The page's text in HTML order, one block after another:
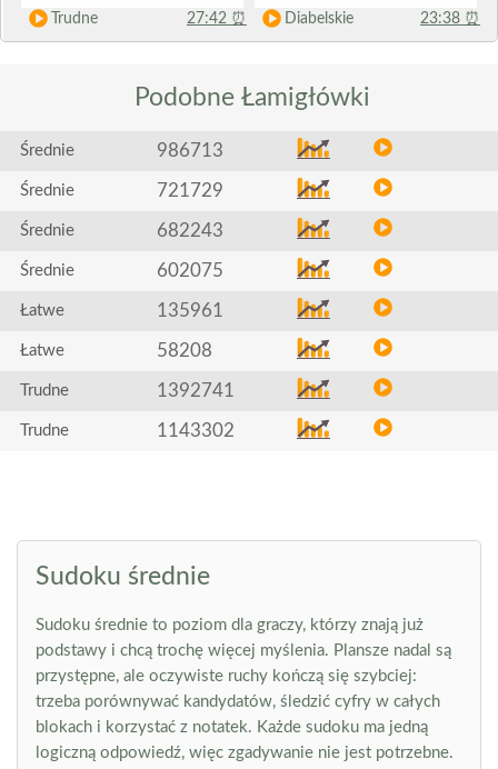
Trudne 27:42 ⏰ Diabelskie 23:38 ⏰
Podobne Łamigłówki
Średnie 986713
Średnie 721729
Średnie 682243
Średnie 602075
Łatwe 135961
Łatwe 58208
Trudne 1392741
Trudne 1143302
Sudoku średnie
Sudoku średnie to poziom dla graczy, którzy znają już
podstawy i chcą trochę więcej myślenia. Plansze nadal są
przystępne, ale oczywiste ruchy kończą się szybciej:
trzeba porównywać kandydatów, śledzić cyfry w całych
blokach i korzystać z notatek. Każde sudoku ma jedną
logiczną odpowiedź, więc zgadywanie nie jest potrzebne.